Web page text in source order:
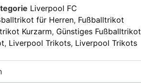
Liverpool FC
für Herren, Fußballtrikot
Kurzarm, Günstiges Fußballtrikot
, Liverpool Trikots, Liverpool Trikots